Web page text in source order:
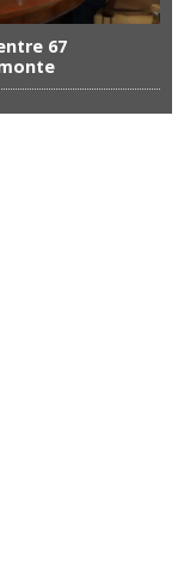
67